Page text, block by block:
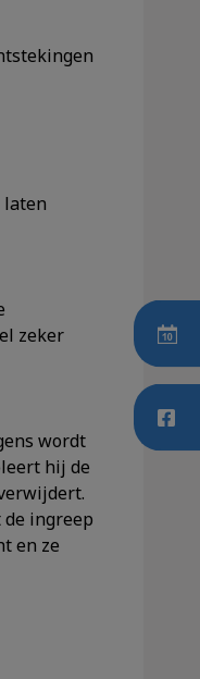
laten
zeker
wordt
hij de
ingreep
en ze